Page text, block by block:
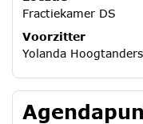
Fractiekamer DS
Voorzitter
Yolanda